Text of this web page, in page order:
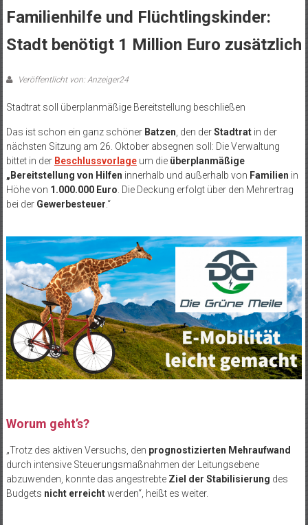
Familienhilfe und Flüchtlingskinder:
Stadt benötigt 1 Million Euro zusätzlich
Veröffentlicht von: Anzeiger24
Stadtrat soll überplanmäßige Bereitstellung beschließen
Das ist schon ein ganz schöner Batzen , den derStadtratin der
nächsten Sitzung am 26. Oktober absegnen soll: Die Verwaltung
bittet in der Beschlussvorlageum die überplanmäßige
„Bereitstellung von Hilfen innerhalb und außerhalb von Familien in
Höhe von 1.000.000 Euro . Die Deckung erfolgt über den Mehrertrag
bei der Gewerbesteuer .“
Worum geht’s?
„Trotz des aktiven Versuchs, den prognostizierten Mehraufwand
durch intensive Steuerungsmaßnahmen der Leitungsebene
abzuwenden, konnte das angestrebte Ziel der Stabilisierung des
Budgets nicht erreichtwerden“, heißt es weiter.